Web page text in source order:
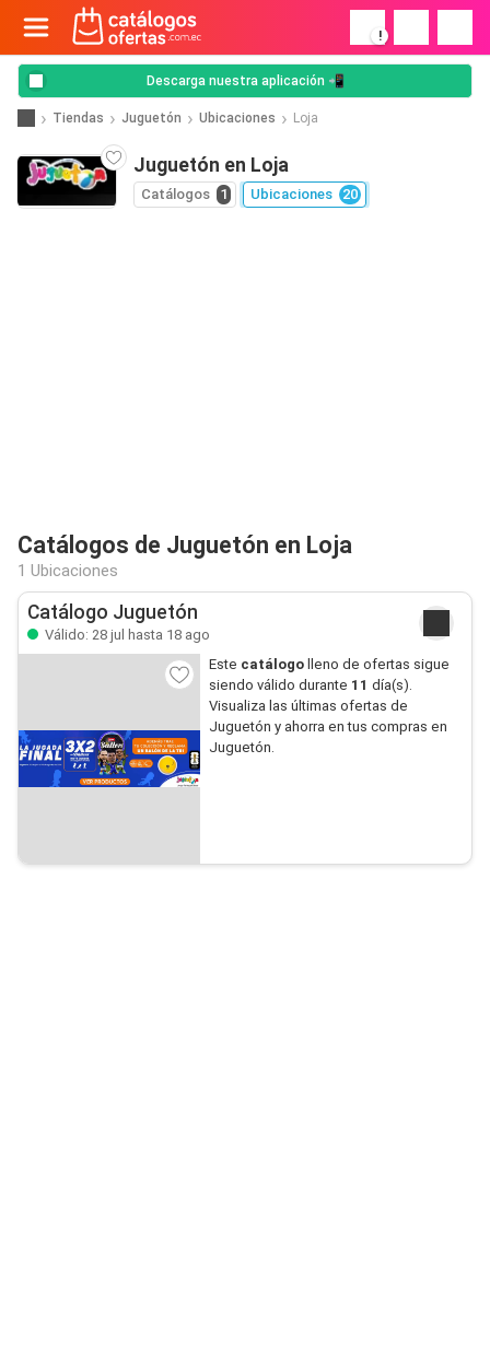
!
Descarga nuestra aplicación 📲
Tiendas Juguetón Ubicaciones Loja
Juguetón en Loja
Catálogos 1 Ubicaciones 20
Catálogos de Juguetón en Loja
1 Ubicaciones
Catálogo Juguetón
Válido: 28 jul hasta 18 ago
Este catálogo lleno de ofertas sigue
siendo válido durante 11 día(s).
Visualiza las últimas ofertas de
Juguetón y ahorra en tus compras en
Juguetón.